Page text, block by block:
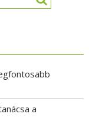
a